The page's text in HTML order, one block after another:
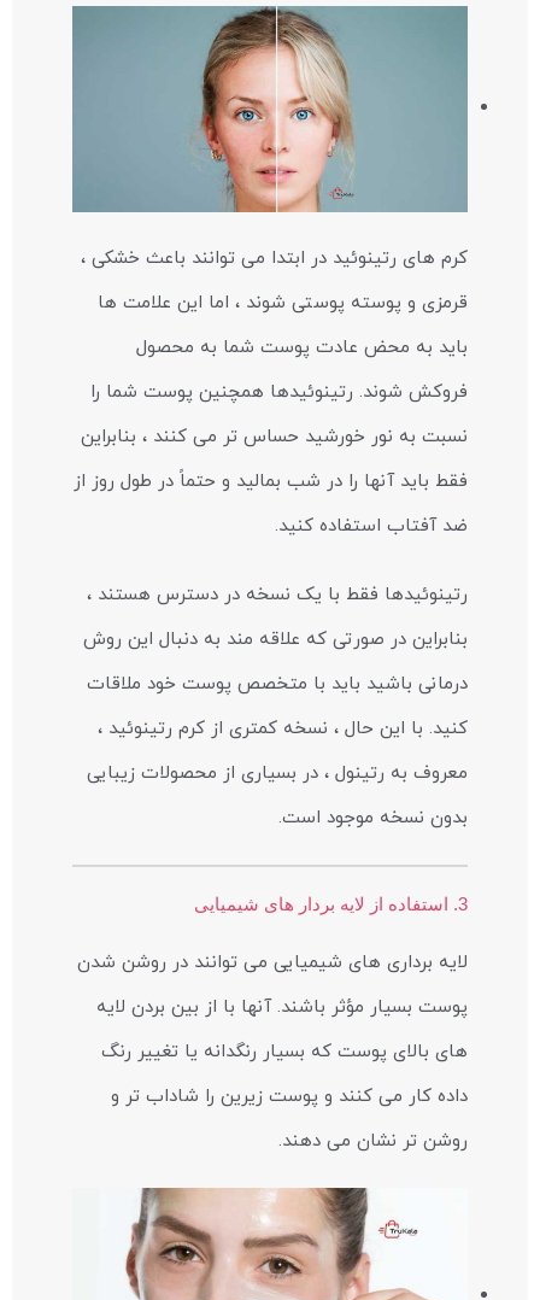
کرم های رتینوئید در ابتدا می توانند باعث خشکی ،
قرمزی و پوسته پوستی شوند ، اما این علامت ها
باید به محض عادت پوست شما به محصول
فروکش شوند. رتینوئیدها همچنین پوست شما را
نسبت به نور خورشید حساس تر می کنند ، بنابراین
فقط باید آنها را در شب بمالید و حتماً در طول روز از
ضد آفتاب استفاده کنید.
رتینوئیدها فقط با یک نسخه در دسترس هستند ،
بنابراین در صورتی که علاقه مند به دنبال این روش
درمانی باشید باید با متخصص پوست خود ملاقات
کنید. با این حال ، نسخه کمتری از کرم رتینوئید ،
معروف به رتینول ، در بسیاری از محصولات زیبایی
بدون نسخه موجود است.
3. استفاده از لایه بردار های شیمیایی
لایه برداری های شیمیایی می توانند در روشن شدن
پوست بسیار مؤثر باشند. آنها با از بین بردن لایه
های بالای پوست که بسیار رنگدانه یا تغییر رنگ
داده کار می کنند و پوست زیرین را شاداب تر و
روشن تر نشان می دهند.